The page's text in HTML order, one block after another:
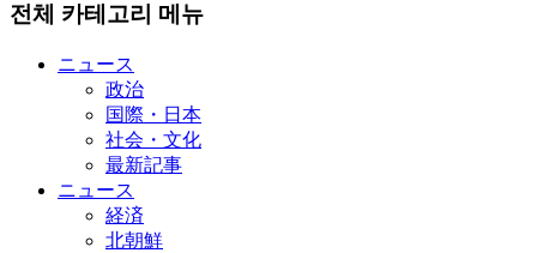
전체 카테고리 메뉴
ニュース
政治
国際・日本
社会・文化
最新記事
ニュース
経済
北朝鮮